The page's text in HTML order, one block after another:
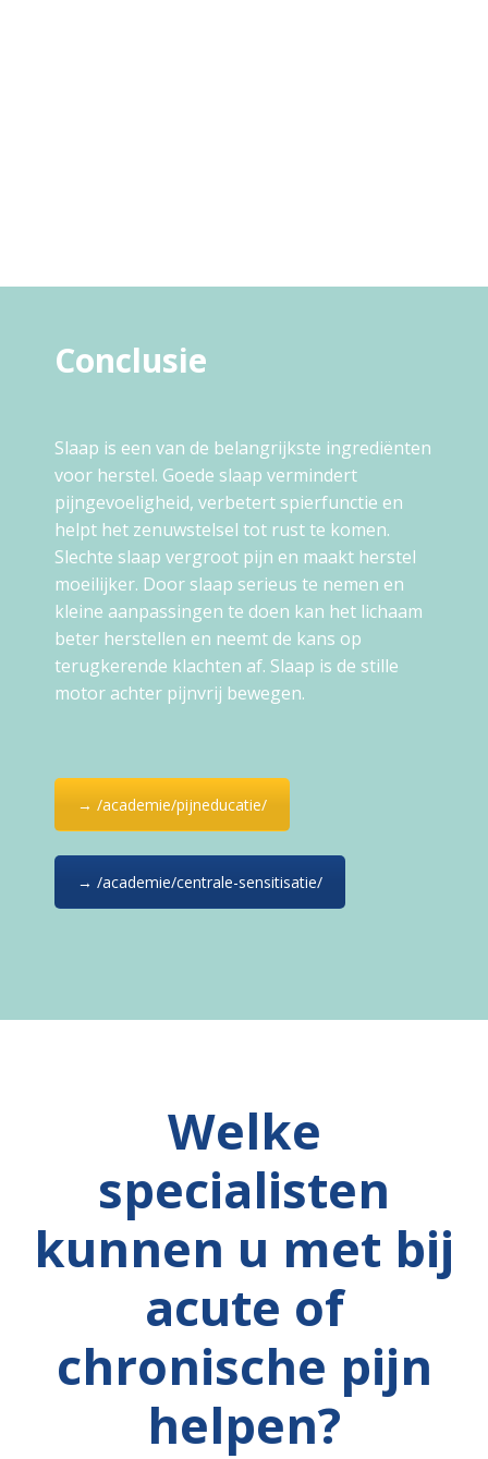
Conclusie
Slaap is een van de belangrijkste ingrediënten
voor herstel. Goede slaap vermindert
pijngevoeligheid, verbetert spierfunctie en
helpt het zenuwstelsel tot rust te komen.
Slechte slaap vergroot pijn en maakt herstel
moeilijker. Door slaap serieus te nemen en
kleine aanpassingen te doen kan het lichaam
beter herstellen en neemt de kans op
terugkerende klachten af. Slaap is de stille
motor achter pijnvrij bewegen.
→ /academie/pijneducatie/
→ /academie/centrale-sensitisatie/
Welke
specialisten
kunnen u met bij
acute of
chronische pijn
helpen?